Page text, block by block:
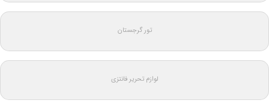
تور گرجستان
لوازم تحریر فانتزی